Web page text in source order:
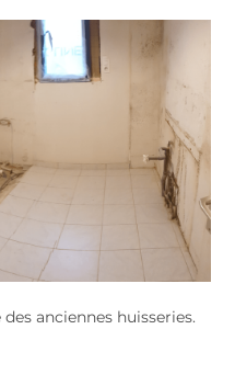
anciennes huisseries.